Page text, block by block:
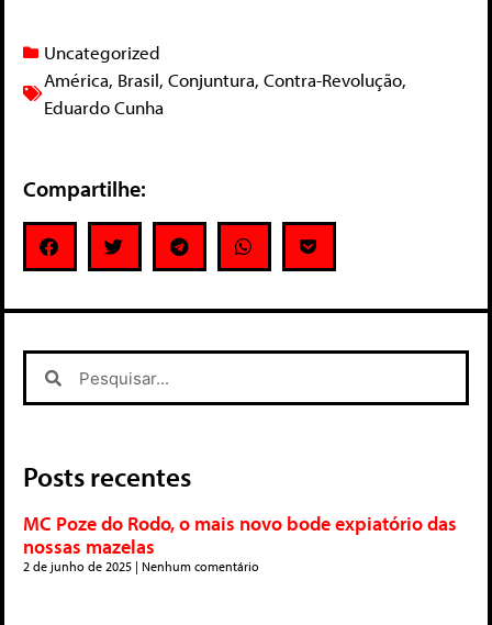
Uncategorized
América, Brasil, Conjuntura, Contra-Revolução,
Eduardo Cunha
Compartilhe:
Posts recentes
MC Poze do Rodo, o mais novo bode expiatório das
nossas mazelas
2 de junho de 2025 Nenhum comentário